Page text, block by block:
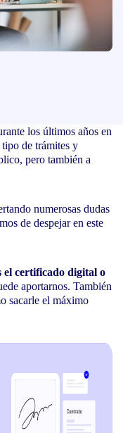
los últimos años en
de trámites y
pero también a
numerosas dudas
de despejar en este
el certificado digital o
aportarnos. También
sacarle el máximo